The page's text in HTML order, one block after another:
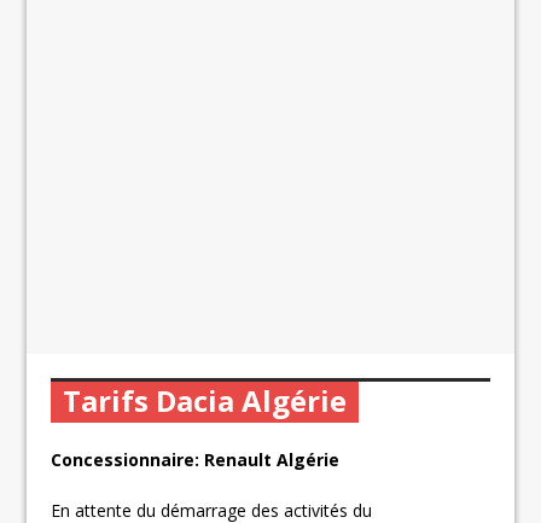
Tarifs Dacia Algérie
Concessionnaire: Renault Algérie
En attente du démarrage des activités du